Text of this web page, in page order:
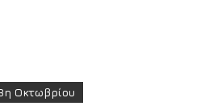
Οκτωβρίου